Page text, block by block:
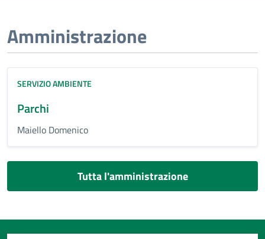
Amministrazione
SERVIZIO AMBIENTE
Parchi
Maiello Domenico
Tutta l'amministrazione